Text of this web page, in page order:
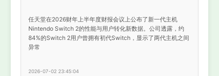
任天堂在2026财年上半年度财报会议上公布了新一代主机
Nintendo Switch 2的性能与用户转化新数据。公司透露，约
84%的Switch 2用户曾拥有初代Switch，显示了两代主机之间
异常
2026-07-02 23:45:04